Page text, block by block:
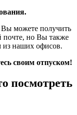
Вы можете получить
почте, но Вы также
из наших офисов.
своим отпуском!
посмотреть